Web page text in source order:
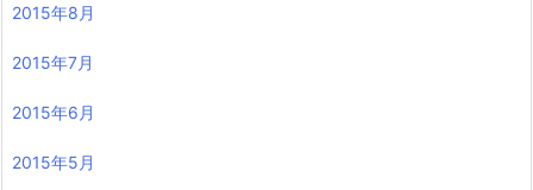
2015年8月
2015年7月
2015年6月
2015年5月